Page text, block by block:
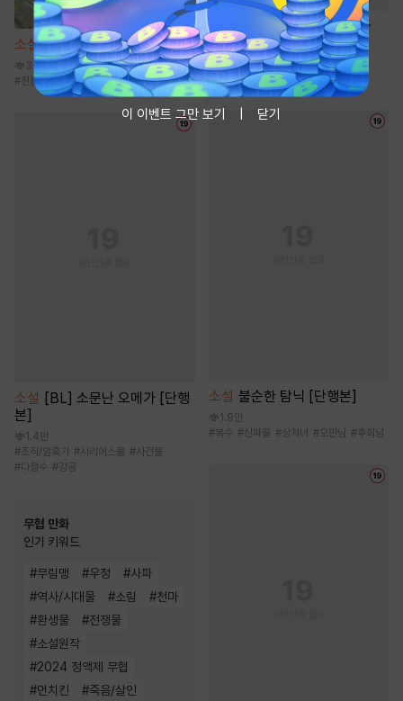
소설 개룡전기 [단행본]
3.4만
#전통무협 #성장물 #정파 #복수물
소설
[BL] 소문난 오메가 [단행
본]
1.4만
#조직/암흑가 #시리어스물 #사건물
#다정수 #강공
무협 만화
인기 키워드
#무림맹 #우정 #사파
#역사/시대물 #소림 #천마
#환생물 #전쟁물
#소설원작
#2024 정액제 무협
#먼치킨 #죽음/살인
웹툰 베타 소백작이 달라졌다
160.6만
#벤츠공 #계략공 #연상수 #다각관계
#다정공
소설 불순한 탐닉 [단행본]
1.9만
#복수 #신파물 #상처녀 #오만남 #후회남
이 이벤트 그만 보기 닫기